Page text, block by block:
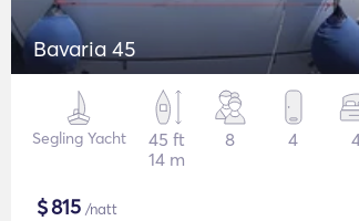
Bavaria 45
Segling Yacht
45 ft
14 m
8 4
$815 /natt